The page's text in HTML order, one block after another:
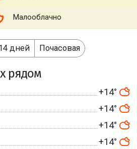
Малооблачно
дней Почасовая
рядом
+14°
+14°
+14°
+14°